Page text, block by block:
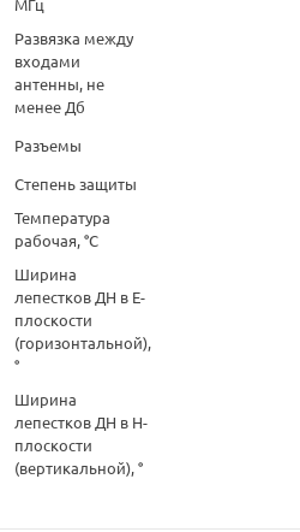
МГц
Развязка между
входами
антенны, не
менее Дб
Разъемы
Степень защиты
Температура
рабочая, °С
Ширина
лепестков ДН в Е-
плоскости
(горизонтальной),
°
Ширина
лепестков ДН в Н-
плоскости
(вертикальной), °